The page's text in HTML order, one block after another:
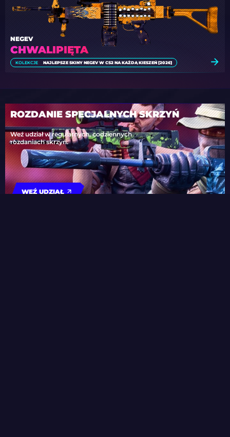
CHWALIPIĘTA
NEGEV
KOLEKCJE NAJLEPSZE SKINY NEGEV W CS2 NA KAŻDĄ KIESZEŃ [2026]
ROZDANIE SPECJALNYCH SKRZYŃ
Weź udział w regularnych, codziennych
rozdaniach skrzyń.
WEŹ UDZIAŁ